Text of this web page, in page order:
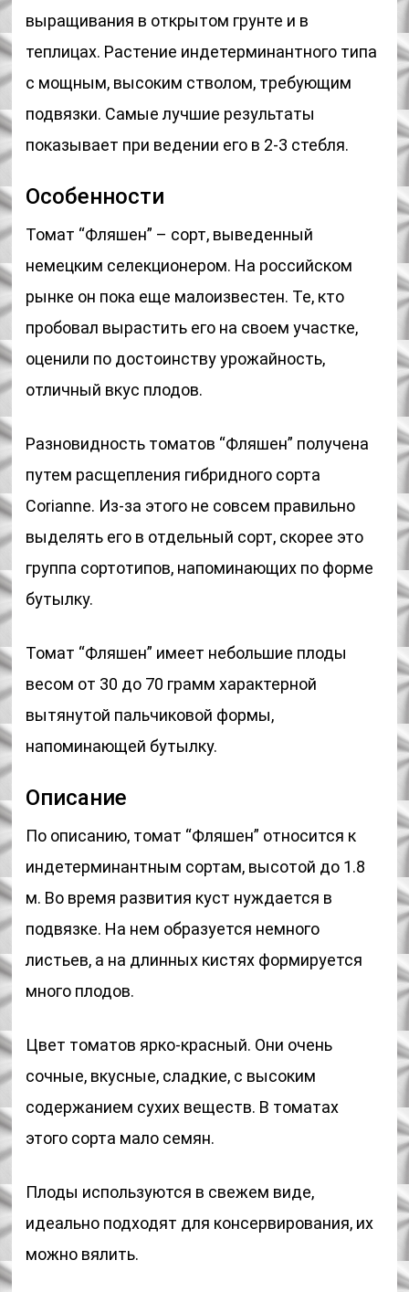
выращивания в открытом грунте и в
теплицах. Растение индетерминантного типа
с мощным, высоким стволом, требующим
подвязки. Самые лучшие результаты
показывает при ведении его в 2-3 стебля.
Особенности
Томат “Фляшен” – сорт, выведенный
немецким селекционером. На российском
рынке он пока еще малоизвестен. Те, кто
пробовал вырастить его на своем участке,
оценили по достоинству урожайность,
отличный вкус плодов.
Разновидность томатов “Фляшен” получена
путем расщепления гибридного сорта
Corianne. Из-за этого не совсем правильно
выделять его в отдельный сорт, скорее это
группа сортотипов, напоминающих по форме
бутылку.
Томат “Фляшен” имеет небольшие плоды
весом от 30 до 70 грамм характерной
вытянутой пальчиковой формы,
напоминающей бутылку.
Описание
По описанию, томат “Фляшен” относится к
индетерминантным сортам, высотой до 1.8
м. Во время развития куст нуждается в
подвязке. На нем образуется немного
листьев, а на длинных кистях формируется
много плодов.
Цвет томатов ярко-красный. Они очень
сочные, вкусные, сладкие, с высоким
содержанием сухих веществ. В томатах
этого сорта мало семян.
Плоды используются в свежем виде,
идеально подходят для консервирования, их
можно вялить.